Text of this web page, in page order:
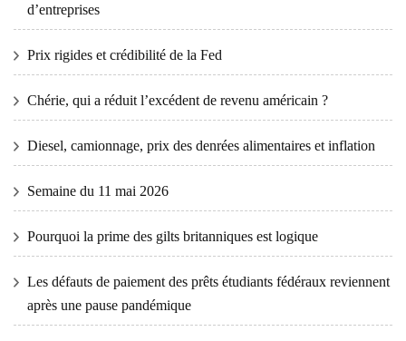
d’entreprises
Prix ​​​​rigides et crédibilité de la Fed
Chérie, qui a réduit l’excédent de revenu américain ?
Diesel, camionnage, prix des denrées alimentaires et inflation
Semaine du 11 mai 2026
Pourquoi la prime des gilts britanniques est logique
Les défauts de paiement des prêts étudiants fédéraux reviennent
après une pause pandémique